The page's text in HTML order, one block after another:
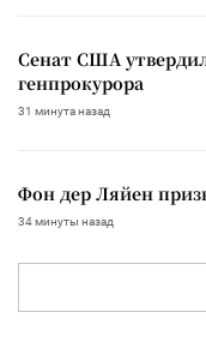
Сенат США
генпрокурора
31 минута назад
Фон дер Ляйен
34 минуты назад